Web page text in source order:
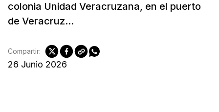
colonia Unidad Veracruzana, en el puerto
de Veracruz...
26 Junio 2026
Compartir: